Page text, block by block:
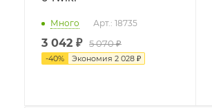
Много Арт.: 18735
3 042 ₽ 5 070 ₽
-40% Экономия 2 028 ₽